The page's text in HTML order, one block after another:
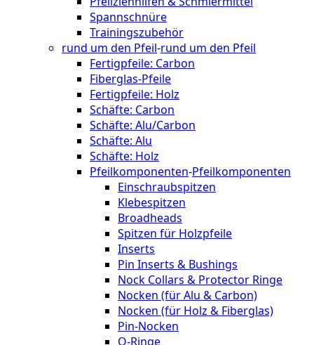
Spannschnüre
Trainingszubehör
rund um den Pfeil-rund um den Pfeil
Fertigpfeile: Carbon
Fiberglas-Pfeile
Fertigpfeile: Holz
Schäfte: Carbon
Schäfte: Alu/Carbon
Schäfte: Alu
Schäfte: Holz
Pfeilkomponenten-Pfeilkomponenten
Einschraubspitzen
Klebespitzen
Broadheads
Spitzen für Holzpfeile
Inserts
Pin Inserts & Bushings
Nock Collars & Protector Ringe
Nocken (für Alu & Carbon)
Nocken (für Holz & Fiberglas)
Pin-Nocken
O-Ringe